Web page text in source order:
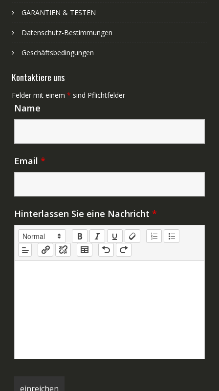
GARANTIEN & TESTEN
Datenschutz-Bestimmungen
Geschäftsbedingungen
Kontaktiere uns
Felder mit einem * sind Pflichtfelder
Name
Email *
Hinterlassen Sie eine Nachricht *